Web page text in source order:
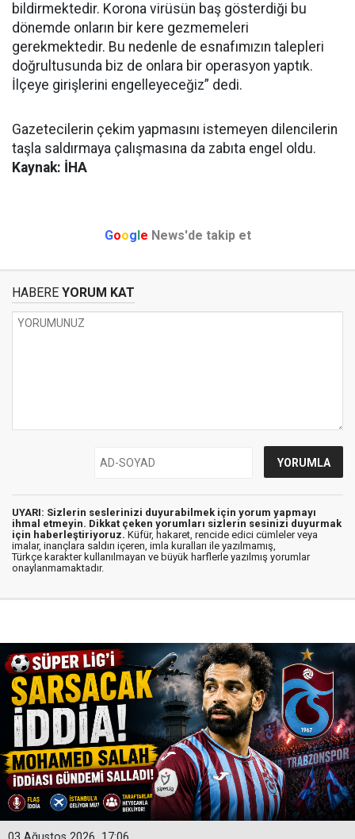
bildirmektedir. Korona virüsün baş gösterdiği bu
dönemde onların bir kere gezmemeleri
gerekmektedir. Bu nedenle de esnafımızın talepleri
doğrultusunda biz de onlara bir operasyon yaptık.
İlçeye girişlerini engelleyeceğiz” dedi.
Gazetecilerin çekim yapmasını istemeyen dilencilerin
taşla saldırmaya çalışmasına da zabıta engel oldu.
Kaynak: İHA
Google News'de takip et
HABERE YORUM KAT
UYARI: Sizlerin seslerinizi duyurabilmek için yorum yapmayı
ihmal etmeyin. Dikkat çeken yorumları sizlerin sesinizi duyurmak
için haberleştiriyoruz. Küfür, hakaret, rencide edici cümleler veya
imalar, inançlara saldırı içeren, imla kuralları ile yazılmamış,
Türkçe karakter kullanılmayan ve büyük harflerle yazılmış yorumlar
onaylanmamaktadır.